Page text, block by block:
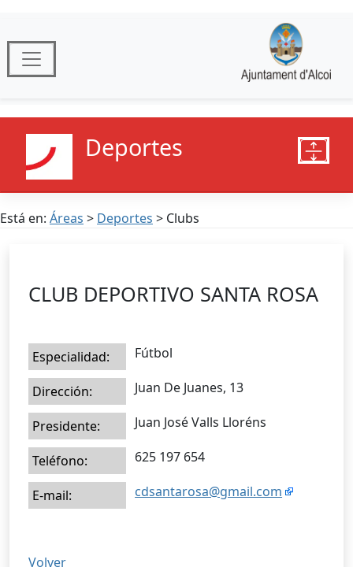
Deportes
Está en: Áreas > Deportes > Clubs
CLUB DEPORTIVO SANTA ROSA
Especialidad: Fútbol
Dirección: Juan De Juanes, 13
Presidente: Juan José Valls Lloréns
Teléfono: 625 197 654
E-mail: cdsantarosa@gmail.com
Volver